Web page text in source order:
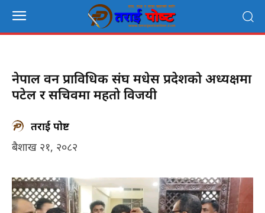
नेपाल वन प्राविधिक संघ मधेस प्रदेशको अध्यक्षमा
पटेल र सचिवमा महतो विजयी
तराई पोष्ट
बैशाख २१, २०८२